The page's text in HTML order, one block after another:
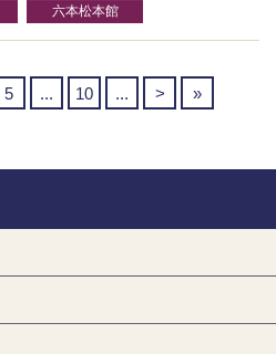
六本松本館
5 ... 10 ... > »